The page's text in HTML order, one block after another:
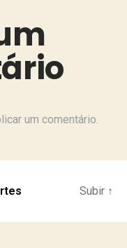
um comentário.
Subir ↑